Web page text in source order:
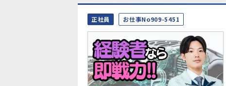
正社員 お仕事No909-5451